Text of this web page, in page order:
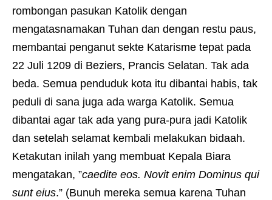
rombongan pasukan Katolik dengan
mengatasnamakan Tuhan dan dengan restu paus,
membantai penganut sekte Katarisme tepat pada
22 Juli 1209 di Beziers, Prancis Selatan. Tak ada
beda. Semua penduduk kota itu dibantai habis, tak
peduli di sana juga ada warga Katolik. Semua
dibantai agar tak ada yang pura-pura jadi Katolik
dan setelah selamat kembali melakukan bidaah.
Ketakutan inilah yang membuat Kepala Biara
mengatakan, ”caedite eos. Novit enim Dominus qui
sunt eius.” (Bunuh mereka semua karena Tuhan